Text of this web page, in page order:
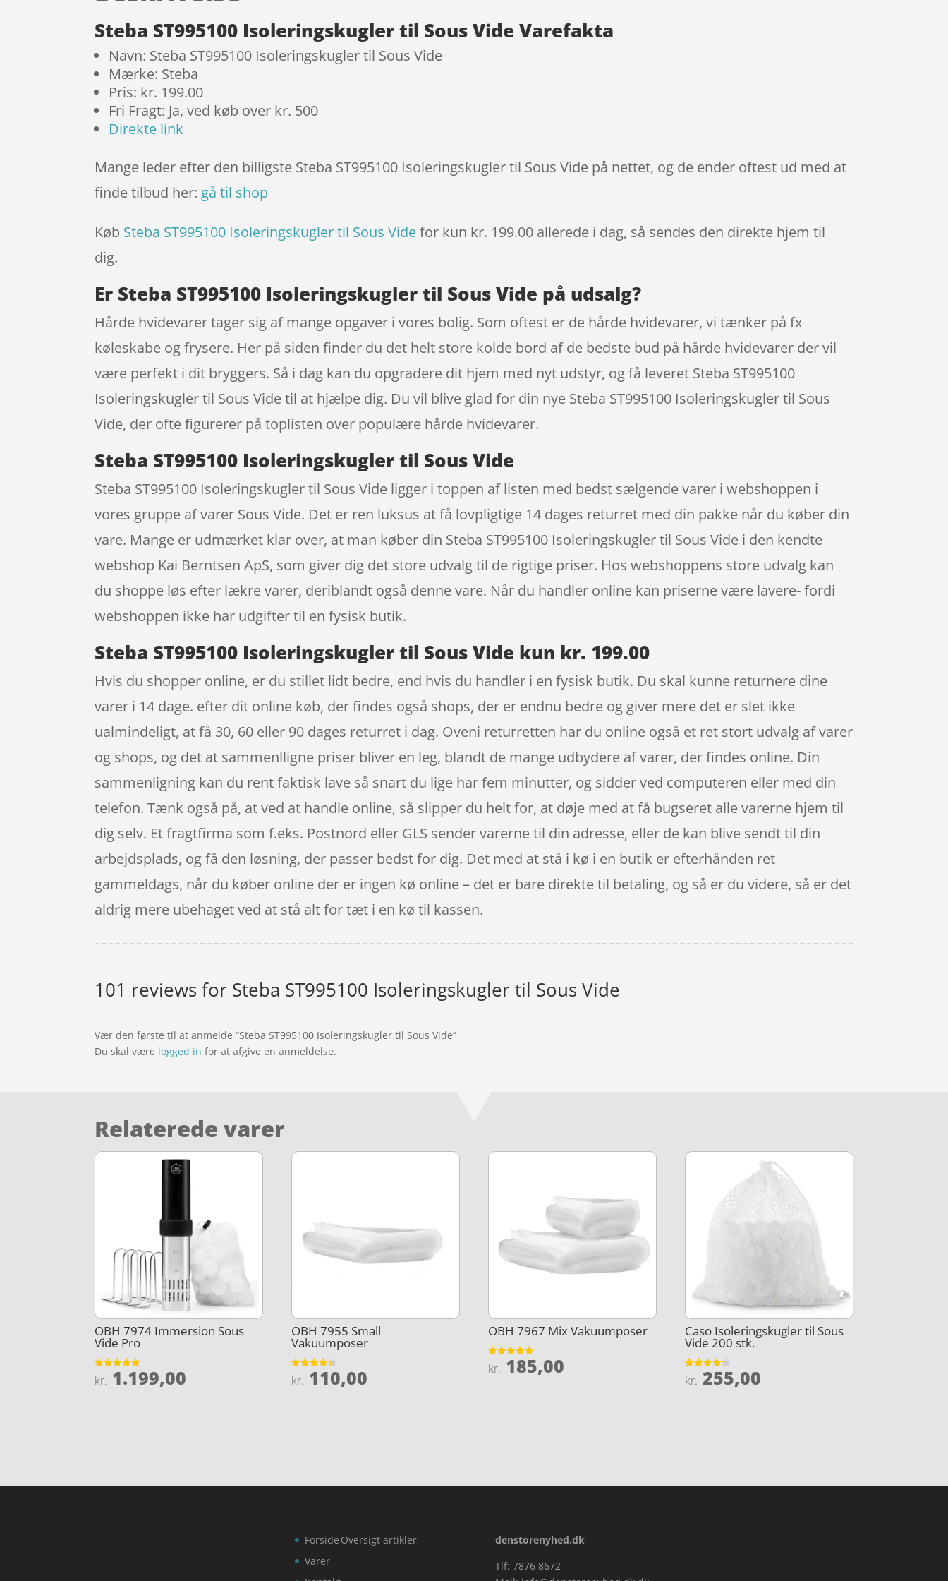
kundebed
Steba ST995100 Isoleringskugler til Sous Vide Varefakta
Navn: Steba ST995100 Isoleringskugler til Sous Vide
Mærke: Steba
Pris: kr. 199.00
Fri Fragt: Ja, ved køb over kr. 500
Direkte link
Mange leder efter den billigste Steba ST995100 Isoleringskugler til Sous Vide på nettet, og de ender oftest ud med at
finde tilbud her: gå til shop
Køb Steba ST995100 Isoleringskugler til Sous Videfor kun kr. 199.00 allerede i dag, så sendes den direkte hjem til
dig.
Er Steba ST995100 Isoleringskugler til Sous Vide på udsalg?
Hårde hvidevarer tager sig af mange opgaver i vores bolig. Som oftest er de hårde hvidevarer, vi tænker på fx
køleskabe og frysere. Her på siden finder du det helt store kolde bord af de bedste bud på hårde hvidevarer der vil
være perfekt i dit bryggers. Så i dag kan du opgradere dit hjem med nyt udstyr, og få leveret Steba ST995100
Isoleringskugler til Sous Vide til at hjælpe dig. Du vil blive glad for din nye Steba ST995100 Isoleringskugler til Sous
Vide, der ofte figurerer på toplisten over populære hårde hvidevarer.
Steba ST995100 Isoleringskugler til Sous Vide
Steba ST995100 Isoleringskugler til Sous Vide ligger i toppen af listen med bedst sælgende varer i webshoppen i
vores gruppe af varer Sous Vide. Det er ren luksus at få lovpligtige 14 dages returret med din pakke når du køber din
vare. Mange er udmærket klar over, at man køber din Steba ST995100 Isoleringskugler til Sous Vide i den kendte
webshop Kai Berntsen ApS, som giver dig det store udvalg til de rigtige priser. Hos webshoppens store udvalg kan
du shoppe løs efter lækre varer, deriblandt også denne vare. Når du handler online kan priserne være lavere- fordi
webshoppen ikke har udgifter til en fysisk butik.
Steba ST995100 Isoleringskugler til Sous Vide kun kr. 199.00
Hvis du shopper online, er du stillet lidt bedre, end hvis du handler i en fysisk butik. Du skal kunne returnere dine
varer i 14 dage. efter dit online køb, der findes også shops, der er endnu bedre og giver mere det er slet ikke
ualmindeligt, at få 30, 60 eller 90 dages returret i dag. Oveni returretten har du online også et ret stort udvalg af varer
og shops, og det at sammenlligne priser bliver en leg, blandt de mange udbydere af varer, der findes online. Din
sammenligning kan du rent faktisk lave så snart du lige har fem minutter, og sidder ved computeren eller med din
telefon. Tænk også på, at ved at handle online, så slipper du helt for, at døje med at få bugseret alle varerne hjem til
dig selv. Et fragtfirma som f.eks. Postnord eller GLS sender varerne til din adresse, eller de kan blive sendt til din
arbejdsplads, og få den løsning, der passer bedst for dig. Det med at stå i kø i en butik er efterhånden ret
gammeldags, når du køber online der er ingen kø online – det er bare direkte til betaling, og så er du videre, så er det
aldrig mere ubehaget ved at stå alt for tæt i en kø til kassen.
101 reviews for Steba ST995100 Isoleringskugler til Sous Vide
Vær den første til at anmelde “Steba ST995100 Isoleringskugler til Sous Vide”
Du skal være logged in for at afgive en anmeldelse.
Relaterede varer
OBH 7974 Immersion Sous
Vide Pro
Vurderet
4.8
kr. 1.199,00
OBH 7955 Small
Vakuumposer
Vurderet
4.3
kr. 110,00
OBH 7967 Mix Vakuumposer
Vurderet
4.9
kr. 185,00
Caso Isoleringskugler til Sous
Vide 200 stk.
Vurderet
4.3
kr. 255,00
Forside
Varer
Oversigt artikler
denstorenyhed.dk
Tlf: 7876 8672